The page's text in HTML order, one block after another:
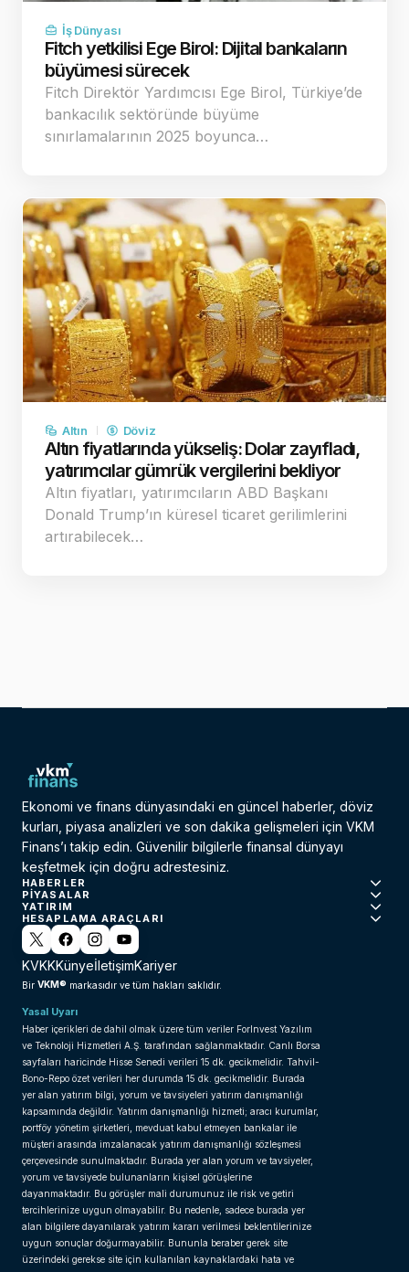
İş Dünyası
Fitch yetkilisi Ege Birol: Dijital bankaların
büyümesi sürecek
Fitch Direktör Yardımcısı Ege Birol, Türkiye’de
bankacılık sektöründe büyüme
sınırlamalarının 2025 boyunca…
Altın Döviz
Altın fiyatlarında yükseliş: Dolar zayıfladı,
yatırımcılar gümrük vergilerini bekliyor
Altın fiyatları, yatırımcıların ABD Başkanı
Donald Trump’ın küresel ticaret gerilimlerini
artırabilecek…
Ekonomi ve finans dünyasındaki en güncel haberler, döviz
kurları, piyasa analizleri ve son dakika gelişmeleri için VKM
Finans’ı takip edin. Güvenilir bilgilerle finansal dünyayı
keşfetmek için doğru adrestesiniz.
HABERLER
PIYASALAR
YATIRIM
HESAPLAMA ARAÇLARI
KVKKKünyeİletişimKariyer
Bir VKM® markasıdır ve tüm hakları saklıdır.
Yasal Uyarı
Haber içerikleri de dahil olmak üzere tüm veriler ForInvest Yazılım
ve Teknoloji Hizmetleri A.Ş. tarafından sağlanmaktadır. Canlı Borsa
sayfaları haricinde Hisse Senedi verileri 15 dk. gecikmelidir. Tahvil-
Bono-Repo özet verileri her durumda 15 dk. gecikmelidir. Burada
yer alan yatırım bilgi, yorum ve tavsiyeleri yatırım danışmanlığı
kapsamında değildir. Yatırım danışmanlığı hizmeti; aracı kurumlar,
portföy yönetim şirketleri, mevduat kabul etmeyen bankalar ile
müşteri arasında imzalanacak yatırım danışmanlığı sözleşmesi
çerçevesinde sunulmaktadır. Burada yer alan yorum ve tavsiyeler,
yorum ve tavsiyede bulunanların kişisel görüşlerine
dayanmaktadır. Bu görüşler mali durumunuz ile risk ve getiri
tercihlerinize uygun olmayabilir. Bu nedenle, sadece burada yer
alan bilgilere dayanılarak yatırım kararı verilmesi beklentilerinize
uygun sonuçlar doğurmayabilir. Bununla beraber gerek site
üzerindeki gerekse site için kullanılan kaynaklardaki hata ve